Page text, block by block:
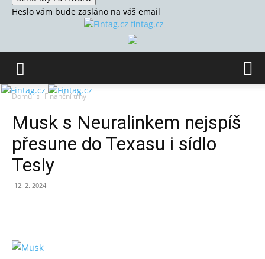
Heslo vám bude zasláno na váš email
fintag.cz
Domů Finanční trhy
Musk s Neuralinkem nejspíš
přesune do Texasu i sídlo
Tesly
12. 2. 2024